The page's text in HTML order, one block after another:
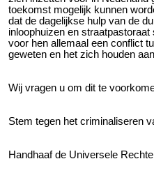
toekomst mogelijk kunnen
dat de dagelijkse hulp van de
inloophuizen en
voor hen allemaal een conflict
geweten en het zich houden
Wij vragen u om dit te
Stem tegen het criminaliseren
Handhaaf de Universele